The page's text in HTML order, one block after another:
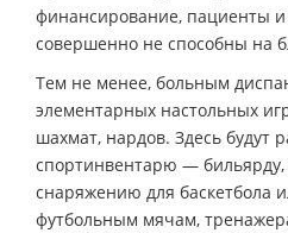
финансирование, пациенты и
совершенно не способны на
Тем не менее, больным
элементарных настольных
шахмат, нардов. Здесь будут
спортинвентарю — бильярду,
снаряжению для баскетбола
футбольным мячам,